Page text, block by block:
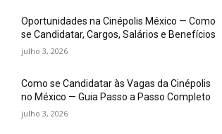
Oportunidades na Cinépolis México — Como
se Candidatar, Cargos, Salários e Benefícios
julho 3, 2026
Como se Candidatar às Vagas da Cinépolis
no México — Guia Passo a Passo Completo
julho 3, 2026